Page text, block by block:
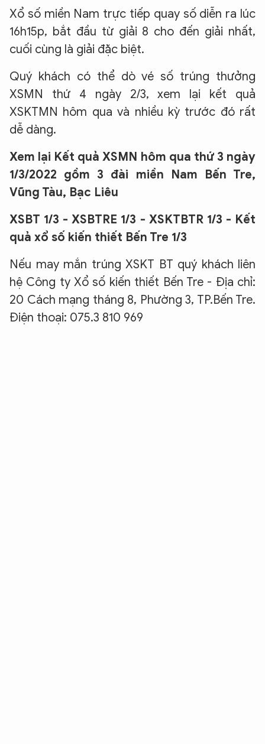
Xổ số miền Nam trực tiếp quay số diễn ra lúc
16h15p, bắt đầu từ giải 8 cho đến giải nhất,
cuối cùng là giải đặc biệt.
Quý khách có thể dò vé số trúng thưởng
XSMN thứ 4 ngày 2/3, xem lại kết quả
XSKTMN hôm qua và nhiều kỳ trước đó rất
dễ dàng.
Xem lại Kết quả XSMN hôm qua thứ 3 ngày
1/3/2022 gồm3 đài miền Nam Bến Tre,
Vũng Tàu, Bạc Liêu
XSBT 1/3 - XSBTRE 1/3 - XSKTBTR 1/3 - Kết
quả xổ số kiến thiết Bến Tre 1/3
Nếu may mắn trúng XSKT BT quý khách liên
hệ Công ty Xổ số kiến thiết Bến Tre - Địa chỉ:
20 Cách mạng tháng 8, Phường 3, TP.Bến Tre.
Điện thoại: 075.3 810 969